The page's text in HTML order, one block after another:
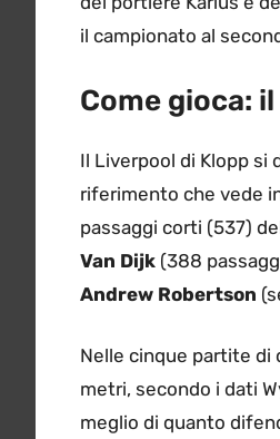
il campionato al
Come gioca:
Il Liverpool di Klopp si
riferimento che vede
passaggi corti (537)
Van Dijk (388
Andrew Robertson
Nelle cinque partite di
metri, secondo i dati
meglio di quanto